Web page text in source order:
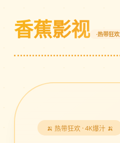
香蕉影视 ·热带狂欢
🍌 热带狂欢 · 4K爆汁 🍌